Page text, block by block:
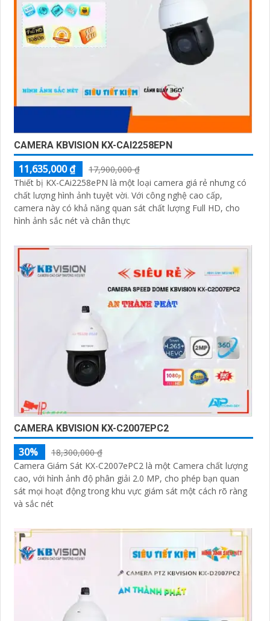
CAMERA KBVISION KX-CAI2258EPN
11,635,000 ₫
17,900,000 ₫
Thiết bị KX-CAi2258ePN là một loại camera giá rẻ nhưng có
chất lượng hình ảnh tuyệt vời. Với công nghệ cao cấp,
camera này có khả năng quan sát chất lượng Full HD, cho
hình ảnh sắc nét và chân thực
CAMERA KBVISION KX-C2007EPC2
30%
18,300,000 ₫
Camera Giám Sát KX-C2007ePC2 là một Camera chất lượng
cao, với hình ảnh độ phân giải 2.0 MP, cho phép bạn quan
sát mọi hoạt động trong khu vực giám sát một cách rõ ràng
và sắc nét